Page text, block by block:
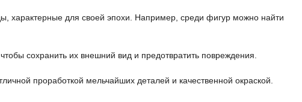
характерные для своей эпохи. Например, среди фигур можно найти
сохранить их внешний вид и предотвратить повреждения.
проработкой мельчайших деталей и качественной окраской.